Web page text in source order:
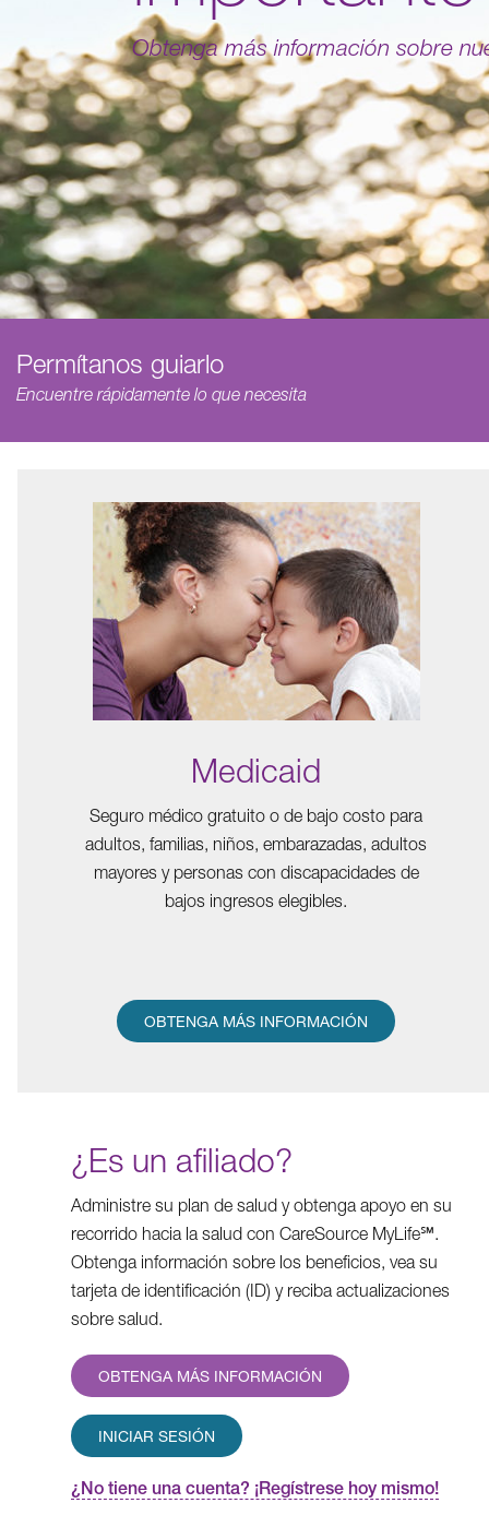
Obtenga más información sobre
Permítanos guiarlo
Encuentre rápidamente lo que necesita
Medicaid
Seguro médico gratuito o de bajo costo para
adultos, familias, niños, embarazadas, adultos
mayores y personas con discapacidades de
bajos ingresos elegibles.
OBTENGA MÁS INFORMACIÓN
¿Es un afiliado?
Administre su plan de salud y obtenga apoyo en su
recorrido hacia la salud con CareSource MyLife℠.
Obtenga información sobre los beneficios, vea su
tarjeta de identificación (ID) y reciba actualizaciones
sobre salud.
OBTENGA MÁS INFORMACIÓN
INICIAR SESIÓN
¿No tiene una cuenta? ¡Regístrese hoy mismo!